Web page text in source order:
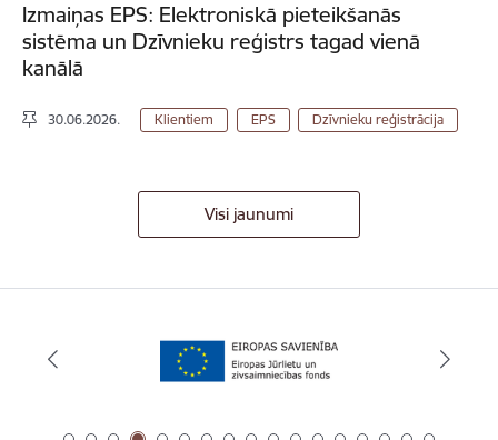
Izmaiņas EPS: Elektroniskā pieteikšanās
sistēma un Dzīvnieku reģistrs tagad vienā
kanālā
30.06.2026. Klientiem EPS Dzīvnieku reģistrācija
Visi jaunumi